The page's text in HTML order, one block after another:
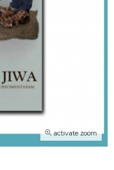
activate zoom